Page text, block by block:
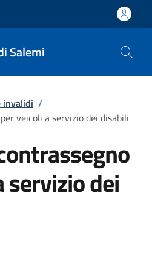
Salemi
invalidi /
veicoli a servizio dei disabili
servizio dei